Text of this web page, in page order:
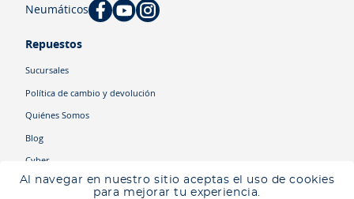
Al navegar en nuestro sitio aceptas el uso de cookies
para mejorar tu experiencia.
Neumáticos
Repuestos
Sucursales
Política de cambio y devolución
Quiénes Somos
Blog
Cyber